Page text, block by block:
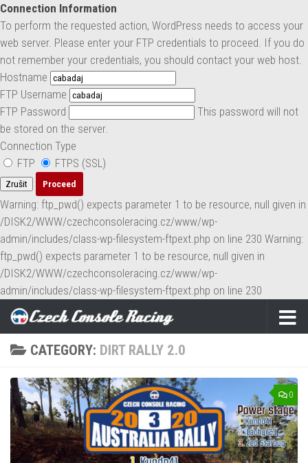
Connection Information
To perform the requested action, WordPress needs to access your
web server. Please enter your FTP credentials to proceed. If you do
not remember your credentials, you should contact your web host.
Hostname
FTP Username
FTP Password
This password will not
be stored on the server.
Connection Type
FTP
FTPS (SSL)
Zrušit
Warning: ftp_pwd() expects parameter 1 to be resource, null given in
/DISK2/WWW/czechconsoleracing.cz/www/wp-
admin/includes/class-wp-filesystem-ftpext.php on line 230 Warning:
ftp_pwd() expects parameter 1 to be resource, null given in
/DISK2/WWW/czechconsoleracing.cz/www/wp-
admin/includes/class-wp-filesystem-ftpext.php on line 230
Skip to content
CATEGORY: DIRT RALLY 2.0
0